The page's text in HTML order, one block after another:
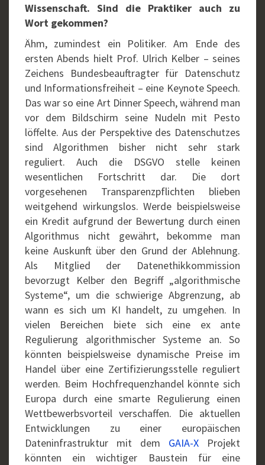
Wissenschaft. Sind die Praktiker auch zu
Wort gekommen?
Ähm, zumindest ein Politiker. Am Ende des
ersten Abends hielt Prof. Ulrich Kelber – seines
Zeichens Bundesbeauftragter für Datenschutz
und Informationsfreiheit – eine Keynote Speech.
Das war so eine Art Dinner Speech, während man
vor dem Bildschirm seine Nudeln mit Pesto
löffelte. Aus der Perspektive des Datenschutzes
sind Algorithmen bisher nicht sehr stark
reguliert. Auch die DSGVO stelle keinen
wesentlichen Fortschritt dar. Die dort
vorgesehenen Transparenzpflichten blieben
weitgehend wirkungslos. Werde beispielsweise
ein Kredit aufgrund der Bewertung durch einen
Algorithmus nicht gewährt, bekomme man
keine Auskunft über den Grund der Ablehnung.
Als Mitglied der Datenethikkommission
bevorzugt Kelber den Begriff „algorithmische
Systeme“, um die schwierige Abgrenzung, ab
wann es sich um KI handelt, zu umgehen. In
vielen Bereichen biete sich eine ex ante
Regulierung algorithmischer Systeme an. So
könnten beispielsweise dynamische Preise im
Handel über eine Zertifizierungsstelle reguliert
werden. Beim Hochfrequenzhandel könnte sich
Europa durch eine smarte Regulierung einen
Wettbewerbsvorteil verschaffen. Die aktuellen
Entwicklungen zu einer europäischen
Dateninfrastruktur mit dem GAIA-X Projekt
könnten ein wichtiger Baustein für eine